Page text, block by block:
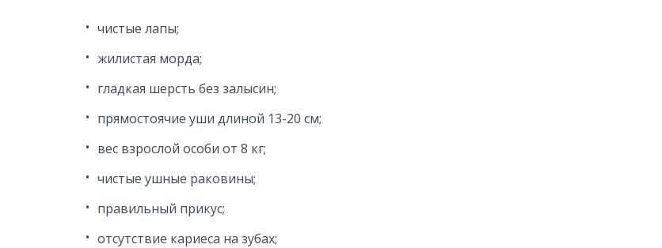
чистые лапы;
жилистая морда;
гладкая шерсть без залысин;
прямостоячие уши длиной 13-20 см;
вес взрослой особи от 8 кг;
чистые ушные раковины;
правильный прикус;
отсутствие кариеса на зубах;